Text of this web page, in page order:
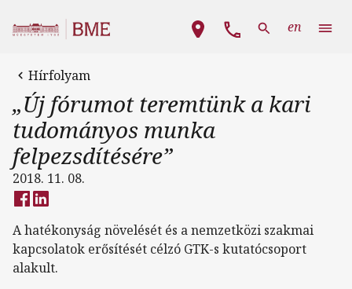
Fő navigáció
en
Hírfolyam
„Új fórumot teremtünk a kari
tudományos munka
felpezsdítésére”
2018. 11. 08.
A hatékonyság növelését és a nemzetközi szakmai
kapcsolatok erősítését célzó GTK-s kutatócsoport
alakult.